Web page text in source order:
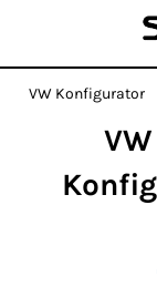
VW Konfigurator